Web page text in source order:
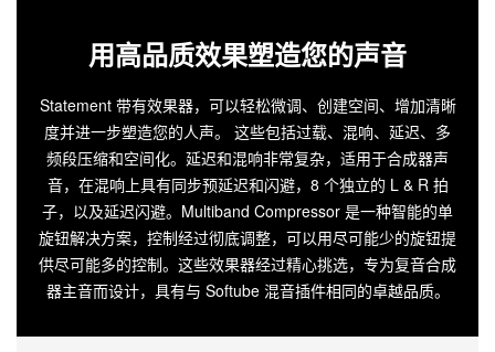
用高品质效果塑造您的声音
Statement 带有效果器，可以轻松微调、创建空间、增加清晰
度并进一步塑造您的人声。 这些包括过载、混响、延迟、多
频段压缩和空间化。延迟和混响非常复杂，适用于合成器声
音，在混响上具有同步预延迟和闪避，8 个独立的 L & R 拍
子，以及延迟闪避。Multiband Compressor 是一种智能的单
旋钮解决方案，控制经过彻底调整，可以用尽可能少的旋钮提
供尽可能多的控制。这些效果器经过精心挑选，专为复音合成
器主音而设计，具有与 Softube 混音插件相同的卓越品质。